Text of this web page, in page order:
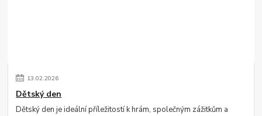
13.02.2026
Dětský den
Dětský den je ideální příležitostí k hrám, společným zážitkům a